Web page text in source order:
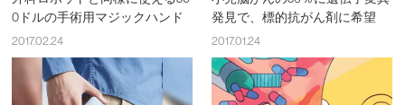
0ドルの手術用マジックハンド
2017.02.24
発見で、標的抗がん剤に希望
2017.01.24